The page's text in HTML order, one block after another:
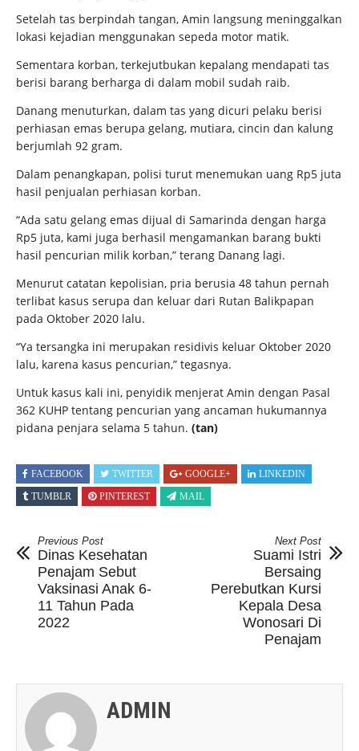
Setelah tas berpindah tangan, Amin langsung meninggalkan
lokasi kejadian menggunakan sepeda motor matik.
Sementara korban, terkejutbukan kepalang mendapati tas
berisi barang berharga di dalam mobil sudah raib.
Danang menuturkan, dalam tas yang dicuri pelaku berisi
perhiasan emas berupa gelang, mutiara, cincin dan kalung
berjumlah 92 gram.
Dalam penangkapan, polisi turut menemukan uang Rp5 juta
hasil penjualan perhiasan korban.
“Ada satu gelang emas dijual di Samarinda dengan harga
Rp5 juta, kami juga berhasil mengamankan barang bukti
hasil pencurian milik korban,” terang Danang lagi.
Menurut catatan kepolisian, pria berusia 48 tahun pernah
terlibat kasus serupa dan keluar dari Rutan Balikpapan
pada Oktober 2020 lalu.
“Ya tersangka ini merupakan residivis keluar Oktober 2020
lalu, karena kasus pencurian,” tegasnya.
Untuk kasus kali ini, penyidik menjerat Amin dengan Pasal
362 KUHP tentang pencurian yang ancaman hukumannya
pidana penjara selama 5 tahun. (tan)
FACEBOOK TWITTER GOOGLE+
LINKEDIN
TUMBLR
PINTEREST MAIL
Previous Post
Dinas Kesehatan
Penajam Sebut
Vaksinasi Anak 6-
11 Tahun Pada
2022
Next Post
Suami Istri
Bersaing
Perebutkan Kursi
Kepala Desa
Wonosari Di
Penajam
ADMIN